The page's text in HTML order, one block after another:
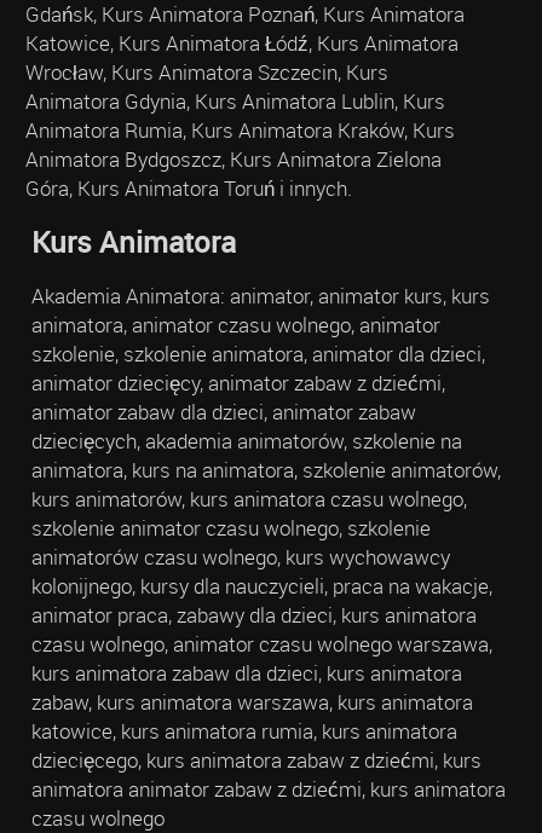
Gdańsk, Kurs Animatora Poznań, Kurs Animatora
Katowice, Kurs Animatora Łódź, Kurs Animatora
Wrocław, Kurs Animatora Szczecin, Kurs
Animatora Gdynia, Kurs Animatora Lublin, Kurs
Animatora Rumia, Kurs Animatora Kraków, Kurs
Animatora Bydgoszcz, Kurs Animatora Zielona
Góra, Kurs Animatora Toruń i innych.
Kurs Animatora
Akademia Animatora: animator, animator kurs, kurs
animatora, animator czasu wolnego, animator
szkolenie, szkolenie animatora, animator dla dzieci,
animator dziecięcy, animator zabaw z dziećmi,
animator zabaw dla dzieci, animator zabaw
dziecięcych, akademia animatorów, szkolenie na
animatora, kurs na animatora, szkolenie animatorów,
kurs animatorów, kurs animatora czasu wolnego,
szkolenie animator czasu wolnego, szkolenie
animatorów czasu wolnego, kurs wychowawcy
kolonijnego, kursy dla nauczycieli, praca na wakacje,
animator praca, zabawy dla dzieci, kurs animatora
czasu wolnego, animator czasu wolnego warszawa,
kurs animatora zabaw dla dzieci, kurs animatora
zabaw, kurs animatora warszawa, kurs animatora
katowice, kurs animatora rumia, kurs animatora
dziecięcego, kurs animatora zabaw z dziećmi, kurs
animatora animator zabaw z dziećmi, kurs animatora
czasu wolnego